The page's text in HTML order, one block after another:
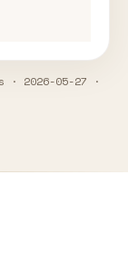
· 2026-05-27 ·